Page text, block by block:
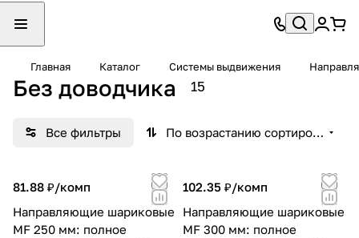
Главная Каталог Системы выдвижения
Без доводчика 15
Все фильтры
81.88 ₽/комп
Направляющие шариковые
MF 250 мм: полное
102.35 ₽/комп
Направляющие шариковые
MF 300 мм: полное